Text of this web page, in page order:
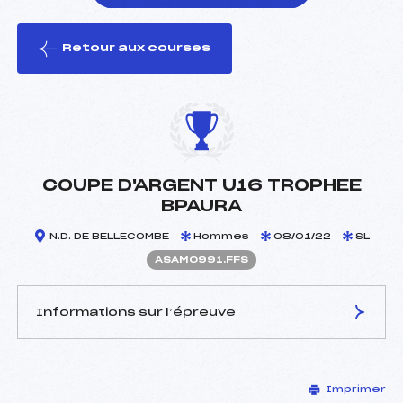
le ski
Retour aux courses
COUPE D'ARGENT U16 TROPHEE
BPAURA
N.D. DE BELLECOMBE Hommes 08/01/22 SL
ASAM0991.FFS
Informations sur l’épreuve
MARIN LAMELLET
Imprimer